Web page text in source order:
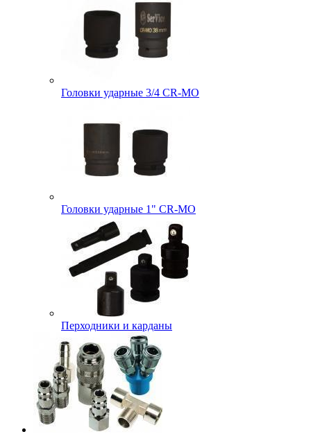
Головки ударные 3/4 CR-MO
Головки ударные 1" CR-MO
Перходники и карданы